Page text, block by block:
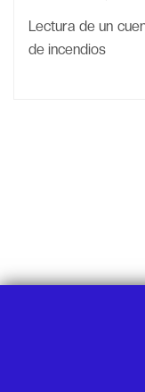
Lectura de un
de incendios